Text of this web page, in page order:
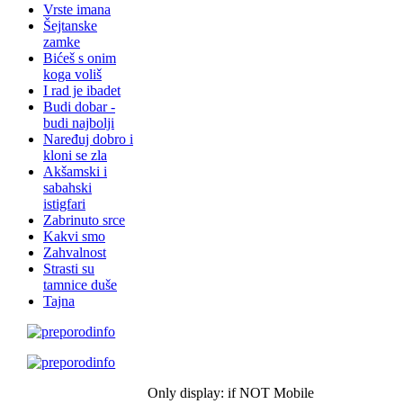
Vrste imana
Šejtanske
zamke
Bićeš s onim
koga voliš
I rad je ibadet
Budi dobar -
budi najbolji
Naređuj dobro i
kloni se zla
Akšamski i
sabahski
istigfari
Zabrinuto srce
Kakvi smo
Zahvalnost
Strasti su
tamnice duše
Tajna
Only display: if NOT Mobile